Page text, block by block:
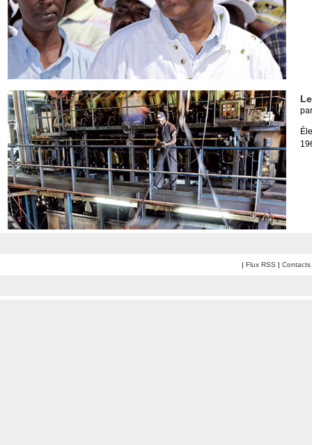
| Flux RSS | Contacts